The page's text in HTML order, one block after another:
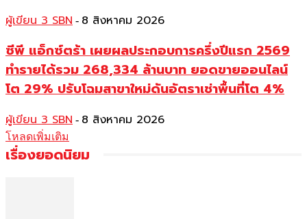
ผู้เขียน 3 SBN - 8 สิงหาคม 2026
ซีพี แอ็กซ์ตร้า เผยผลประกอบการครึ่งปีแรก 2569
ทำรายได้รวม 268,334 ล้านบาท ยอดขายออนไลน์
โต 29% ปรับโฉมสาขาใหม่ดันอัตราเช่าพื้นที่โต 4%
ผู้เขียน 3 SBN - 8 สิงหาคม 2026
โหลดเพิ่มเติม
เรื่องยอดนิยม